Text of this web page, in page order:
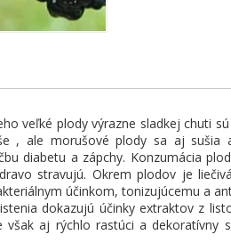
veľké plody výrazne sladkej chuti
, ale morušové plody sa aj
diabetu a zápchy. Konzumácia
stravujú. Okrem plodov je
účinkom, tonizujúcemu a
dokazujú účinky extraktov z
aj rýchlo rastúci a dekoratívny